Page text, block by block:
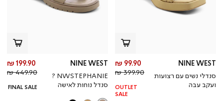
NINE WEST
סנדלי נשים עם רצועות
ועקב עבה
מחיר
מוצר
99.90 ₪
מחיר
רגיל
399.90 ₪
OUTLET
SALE
NINE WEST
NWSTEPHANIE ?
סנדל נוחות לאישה
199.90 ₪
449.90 ₪
FINAL SALE